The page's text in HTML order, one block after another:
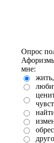
Опрос
мне: